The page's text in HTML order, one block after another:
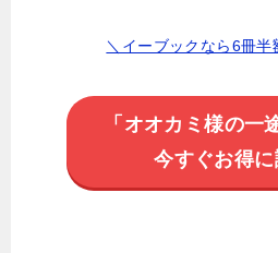
＼イーブックなら6冊半
「オオカミ様の一
今すぐお得に